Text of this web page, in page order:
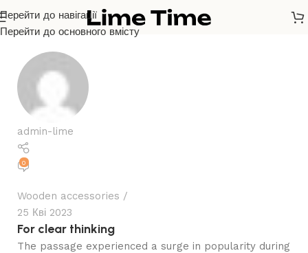
Перейти до навігації
Перейти до основного вмісту
admin-lime
0
Wooden accessories
25 Кві 2023
For clear thinking
The passage experienced a surge in popularity during